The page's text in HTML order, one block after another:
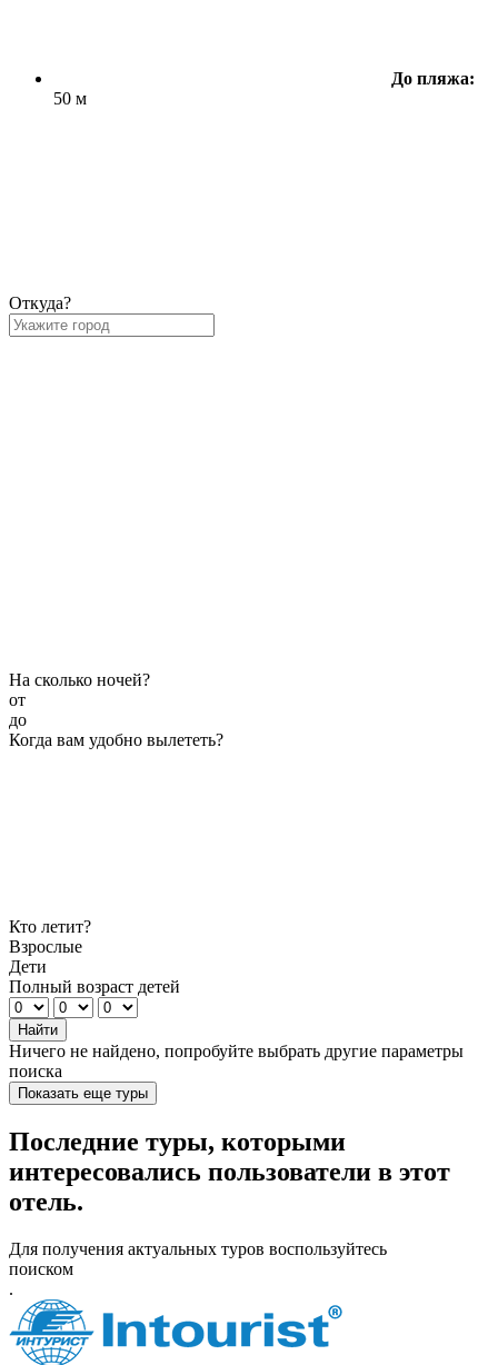
До пляжа:
50 м
Откуда?
На сколько ночей?
от
до
Когда вам удобно вылететь?
Кто летит?
Взрослые
Дети
Полный возраст детей
Найти
Ничего не найдено, попробуйте выбрать другие параметры
поиска
Показать еще туры
Последние туры, которыми
интересовались пользователи в этот
отель.
Для получения актуальных туров воспользуйтесь
поиском
.